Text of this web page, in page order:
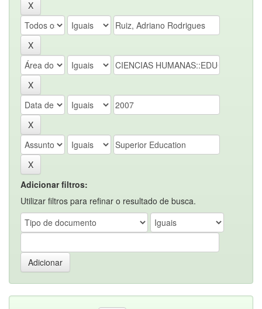
Adicionar filtros:
Utilizar filtros para refinar o resultado de busca.